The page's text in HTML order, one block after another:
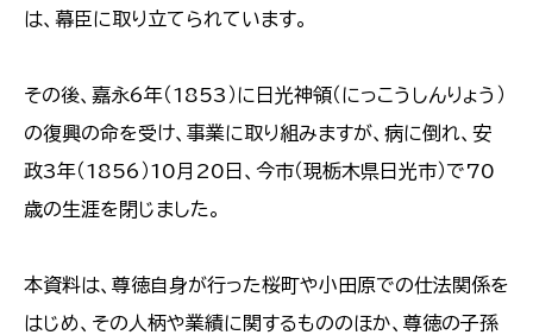
は、幕臣に取り立てられています。
その後、嘉永6年（1853）に日光神領（にっこうしんりょう）
の復興の命を受け、事業に取り組みますが、病に倒れ、安
政3年（1856）10月20日、今市（現栃木県日光市）で70
歳の生涯を閉じました。
本資料は、尊徳自身が行った桜町や小田原での仕法関係を
はじめ、その人柄や業績に関するもののほか、尊徳の子孫